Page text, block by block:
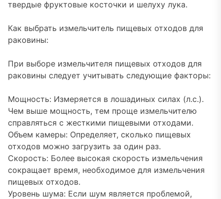
твердые фруктовые косточки и шелуху лука.
Как выбрать измельчитель пищевых отходов для
раковины:
При выборе измельчителя пищевых отходов для
раковины следует учитывать следующие факторы:
Мощность: Измеряется в лошадиных силах (л.с.).
Чем выше мощность, тем проще измельчителю
справляться с жесткими пищевыми отходами.
Объем камеры: Определяет, сколько пищевых
отходов можно загрузить за один раз.
Скорость: Более высокая скорость измельчения
сокращает время, необходимое для измельчения
пищевых отходов.
Уровень шума: Если шум является проблемой,